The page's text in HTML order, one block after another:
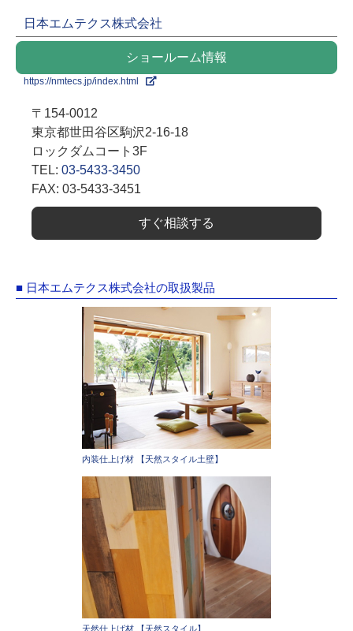
日本エムテクス株式会社
ショールーム情報
https://nmtecs.jp/index.html
〒154-0012
東京都世田谷区駒沢2-16-18
ロックダムコート3F
TEL: 03-5433-3450
FAX: 03-5433-3451
すぐ相談する
■ 日本エムテクス株式会社の取扱製品
内装仕上げ材 【天然スタイル土壁】
天然仕上げ材 【天然スタイル】